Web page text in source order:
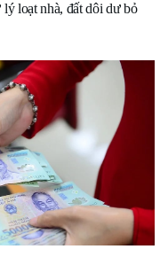
loạt nhà, đất dôi dư bỏ